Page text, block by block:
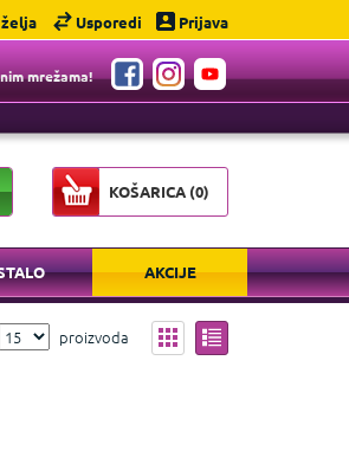
Usporedi Prijava
mrežama!
KOŠARICA (0)
AKCIJE
proizvoda